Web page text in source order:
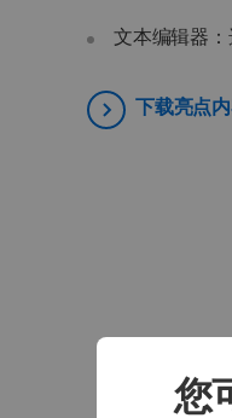
文本编辑器
下载亮点
您